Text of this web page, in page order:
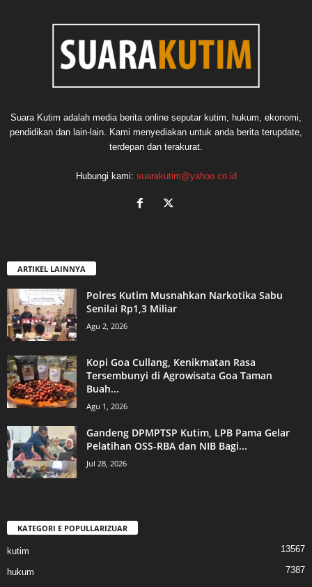
Suara Kutim adalah media berita online seputar kutim, hukum, ekonomi,
pendidikan dan lain-lain. Kami menyediakan untuk anda berita terupdate,
terdepan dan terakurat.
Hubungi kami: suarakutim@yahoo.co.id
ARTIKEL LAINNYA
Polres Kutim Musnahkan Narkotika Sabu
Senilai Rp1,3 Miliar
Agu 2, 2026
Kopi Goa Cullang, Kenikmatan Rasa
Tersembunyi di Agrowisata Goa Taman
Buah...
Agu 1, 2026
Gandeng DPMPTSP Kutim, LPB Pama Gelar
Pelatihan OSS-RBA dan NIB Bagi...
Jul 28, 2026
KATEGORI E POPULLARIZUAR
kutim 13567
hukum
7387